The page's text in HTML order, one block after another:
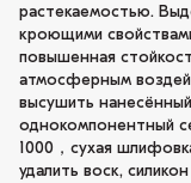
растекаемостью.
кроющими
повышенная
атмосферным
высушить
однокомпонентный
1000，сухая
удалить воск,